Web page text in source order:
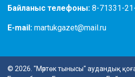
Байланыс телефоны: 8-71331-
E-mail: martukgazet@mail.ru
© 2026. "Мәртөк тынысы" аудандық